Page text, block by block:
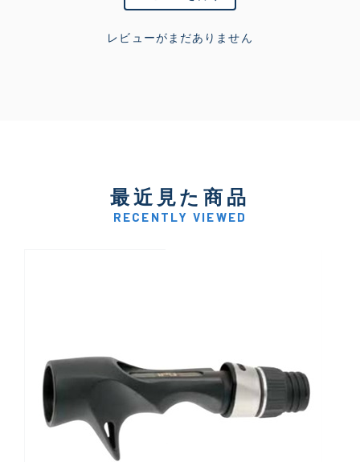
レビューがまだありません
最近見た商品
RECENTLY VIEWED